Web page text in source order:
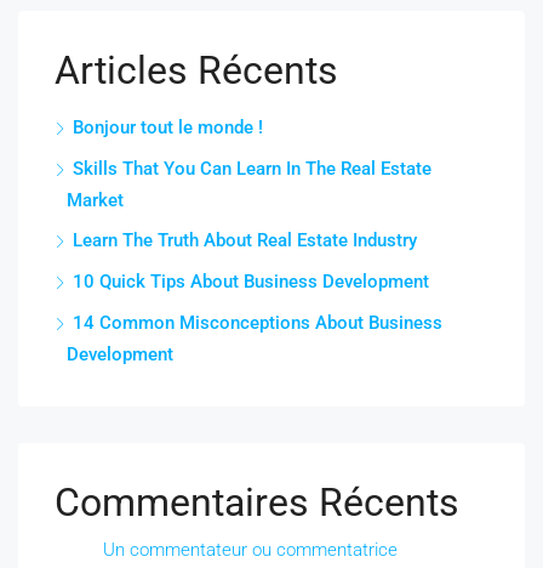
Articles Récents
Bonjour tout le monde !
Skills That You Can Learn In The Real Estate
Market
Learn The Truth About Real Estate Industry
10 Quick Tips About Business Development
14 Common Misconceptions About Business
Development
Commentaires Récents
Un commentateur ou commentatrice